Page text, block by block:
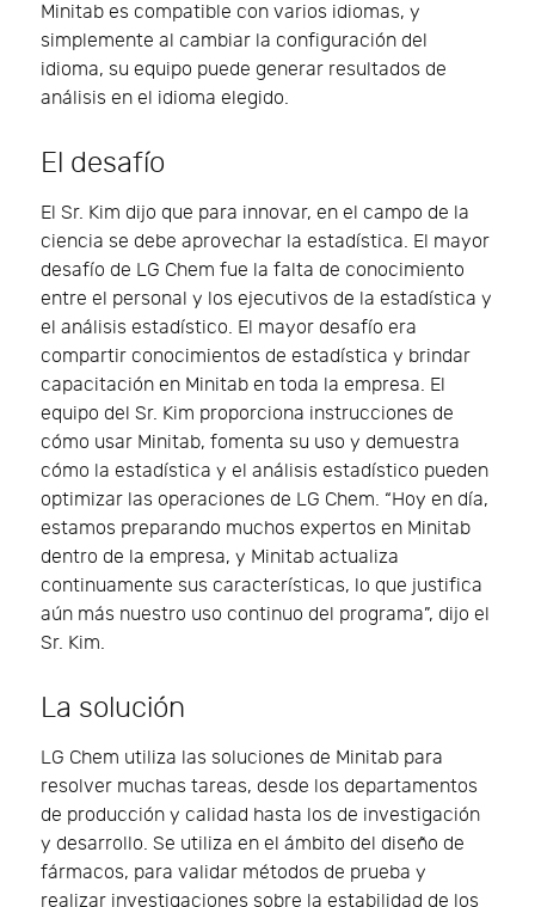
Minitab es compatible con varios idiomas, y
simplemente al cambiar la configuración del
idioma, su equipo puede generar resultados de
análisis en el idioma elegido.
El desafío
El Sr. Kim dijo que para innovar, en el campo de la
ciencia se debe aprovechar la estadística. El mayor
desafío de LG Chem fue la falta de conocimiento
entre el personal y los ejecutivos de la estadística y
el análisis estadístico. El mayor desafío era
compartir conocimientos de estadística y brindar
capacitación en Minitab en toda la empresa. El
equipo del Sr. Kim proporciona instrucciones de
cómo usar Minitab, fomenta su uso y demuestra
cómo la estadística y el análisis estadístico pueden
optimizar las operaciones de LG Chem. “Hoy en día,
estamos preparando muchos expertos en Minitab
dentro de la empresa, y Minitab actualiza
continuamente sus características, lo que justifica
aún más nuestro uso continuo del programa”, dijo el
Sr. Kim.
La solución
LG Chem utiliza las soluciones de Minitab para
resolver muchas tareas, desde los departamentos
de producción y calidad hasta los de investigación
y desarrollo. Se utiliza en el ámbito del diseño de
fármacos, para validar métodos de prueba y
realizar investigaciones sobre la estabilidad de los